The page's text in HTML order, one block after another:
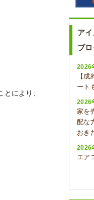
により、
ア
ブロ
2026
【
ート
2026
家を
配な
おき
2026
エア